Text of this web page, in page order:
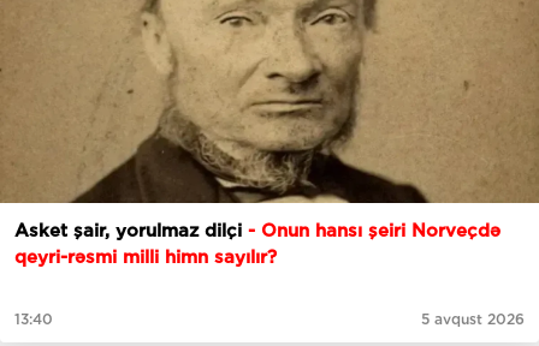
Asket şair, yorulmaz dilçi - Onun hansı şeiri Norveçdə
qeyri-rəsmi milli himn sayılır?
13:40 5 avqust 2026